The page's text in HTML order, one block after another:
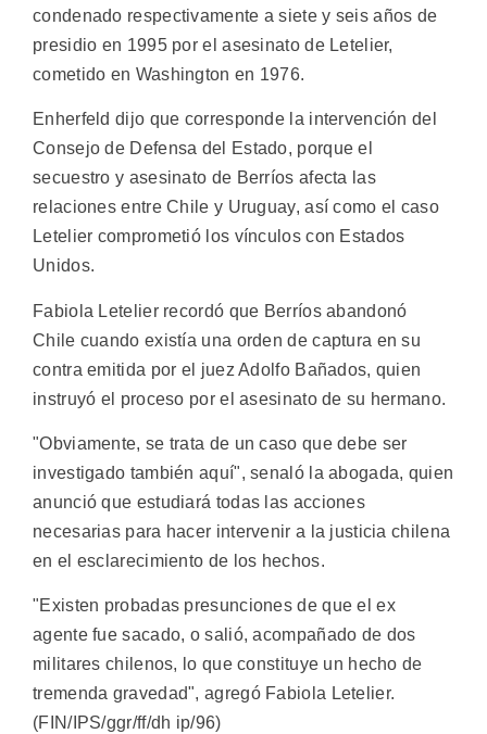
condenado respectivamente a siete y seis años de
presidio en 1995 por el asesinato de Letelier,
cometido en Washington en 1976.
Enherfeld dijo que corresponde la intervención del
Consejo de Defensa del Estado, porque el
secuestro y asesinato de Berríos afecta las
relaciones entre Chile y Uruguay, así como el caso
Letelier comprometió los vínculos con Estados
Unidos.
Fabiola Letelier recordó que Berríos abandonó
Chile cuando existía una orden de captura en su
contra emitida por el juez Adolfo Bañados, quien
instruyó el proceso por el asesinato de su hermano.
"Obviamente, se trata de un caso que debe ser
investigado también aquí", senaló la abogada, quien
anunció que estudiará todas las acciones
necesarias para hacer intervenir a la justicia chilena
en el esclarecimiento de los hechos.
"Existen probadas presunciones de que el ex
agente fue sacado, o salió, acompañado de dos
militares chilenos, lo que constituye un hecho de
tremenda gravedad", agregó Fabiola Letelier.
(FIN/IPS/ggr/ff/dh ip/96)